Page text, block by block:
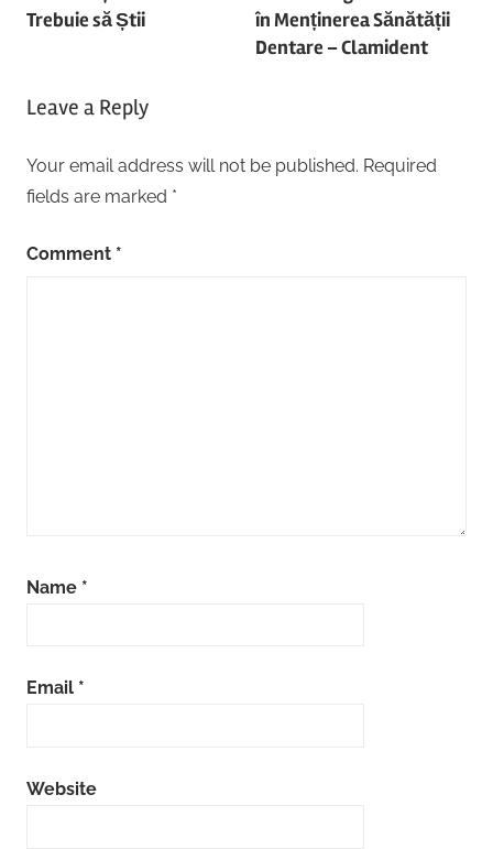
Trebuie să Știi
în Menținerea Sănătății
Dentare – Clamident
Leave a Reply
Your email address will not be published. Required
fields are marked *
Comment *
Name *
Email *
Website